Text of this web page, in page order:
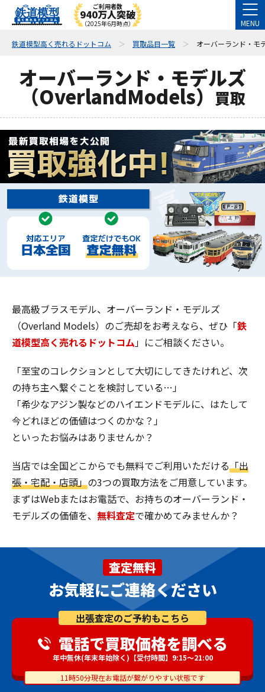
ご利用者数
940万人突破
（2025年6月時点） MENU
鉄道模型高く売れるドットコム 買取品目一覧 オーバーランド・モ
オーバーランド・モデルズ
（OverlandModels）買取
最高級ブラスモデル、オーバーランド・モデルズ
（Overland Models）のご売却をお考えなら、ぜひ「鉄
道模型高く売れるドットコム」にご相談ください。
「至宝のコレクションとして大切にしてきたけれど、次
の持ち主へ繋ぐことを検討している…」
「希少なアジン製などのハイエンドモデルに、はたして
今どれほどの価値はつくのかな？」
といったお悩みはありませんか？
当店では全国どこからでも無料でご利用いただける「出
張・宅配・店頭」の3つの買取方法をご用意しています。
まずはWebまたはお電話で、お持ちのオーバーランド・
モデルズの価値を、 無料査定で確かめてみませんか？
査定無料
お気軽にご連絡ください
出張査定のご予約もこちら
電話で買取価格を調べる
年中無休(年末年始除く)【受付時間】9:15～21:00
11時50分現在お電話が繋がりやすい状態です